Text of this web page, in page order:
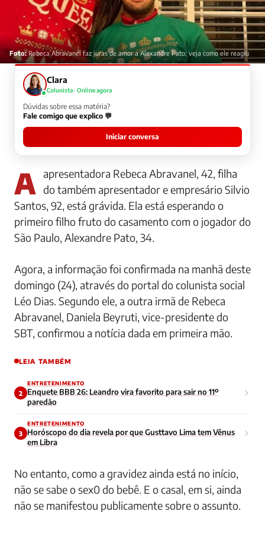
Foto:Rebeca Abravanel faz juras de amor a Alexandre Pato; veja como ele reagiu
Clara
Colunista · Online agora
Dúvidas sobre essa matéria?
Fale comigo que explico 💬
Iniciar conversa
A apresentadora Rebeca Abravanel, 42, filha do também apresentador e empresário Silvio
Santos, 92, está grávida. Ela está esperando o
primeiro filho fruto do casamento com o jogador do
São Paulo, Alexandre Pato, 34.
Agora, a informação foi confirmada na manhã deste
domingo (24), através do portal do colunista social
Léo Dias. Segundo ele, a outra irmã de Rebeca
Abravanel, Daniela Beyruti, vice-presidente do
SBT, confirmou a notícia dada em primeira mão.
LEIA TAMBÉM
2
ENTRETENIMENTO
Enquete BBB 26: Leandro vira favorito para sair no 11º
paredão
3
ENTRETENIMENTO
Horóscopo do dia revela por que Gusttavo Lima tem Vênus
em Libra
No entanto, como a gravidez ainda está no início,
não se sabe o sex0 do bebê. E o casal, em si, ainda
não se manifestou publicamente sobre o assunto.